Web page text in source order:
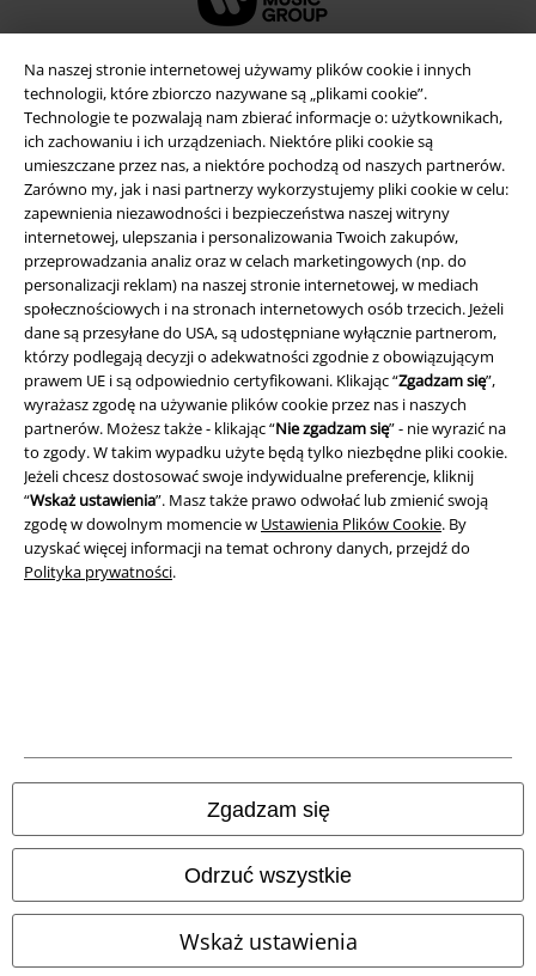
Na naszej stronie internetowej używamy plików cookie i innych
technologii, które zbiorczo nazywane są „plikami cookie”.
Technologie te pozwalają nam zbierać informacje o: użytkownikach,
ich zachowaniu i ich urządzeniach. Niektóre pliki cookie są
umieszczane przez nas, a niektóre pochodzą od naszych partnerów.
Zarówno my, jak i nasi partnerzy wykorzystujemy pliki cookie w celu:
zapewnienia niezawodności i bezpieczeństwa naszej witryny
internetowej, ulepszania i personalizowania Twoich zakupów,
przeprowadzania analiz oraz w celach marketingowych (np. do
personalizacji reklam) na naszej stronie internetowej, w mediach
społecznościowych i na stronach internetowych osób trzecich. Jeżeli
dane są przesyłane do USA, są udostępniane wyłącznie partnerom,
którzy podlegają decyzji o adekwatności zgodnie z obowiązującym
prawem UE i są odpowiednio certyfikowani. Klikając “Zgadzam się”,
wyrażasz zgodę na używanie plików cookie przez nas i naszych
partnerów. Możesz także - klikając “Nie zgadzam się” - nie wyrazić na
to zgody. W takim wypadku użyte będą tylko niezbędne pliki cookie.
Jeżeli chcesz dostosować swoje indywidualne preferencje, kliknij
“Wskaż ustawienia”. Masz także prawo odwołać lub zmienić swoją
zgodę w dowolnym momencie w Ustawienia Plików Cookie. By
uzyskać więcej informacji na temat ochrony danych, przejdź do
Polityka prywatności.
Zgadzam się
Odrzuć wszystkie
Wskaż ustawienia
Informacje prawne
Regulamin
Dane firmy
Polityka prywatności
Unieszkodliwianie odpadów i ochrona środowiska
Deklaracja Zgodności
Wszystkie ceny zawierają podatek VAT. Nie zawierająkosztów
wysyłki.
© 1986-2026 E.M.P. Merchandising HGmbH
Sklepy internetowe EMP